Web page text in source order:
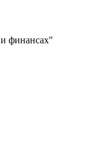
финансах"